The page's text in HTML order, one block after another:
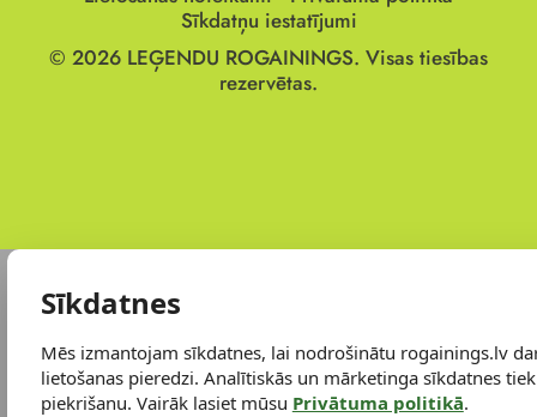
Sīkdatņu iestatījumi
© 2026 LEĢENDU ROGAININGS. Visas tiesības
rezervētas.
Sīkdatnes
Mēs izmantojam sīkdatnes, lai nodrošinātu rogainings.lv
lietošanas pieredzi. Analītiskās un mārketinga sīkdatnes
piekrišanu. Vairāk lasiet mūsu Privātuma politikā.